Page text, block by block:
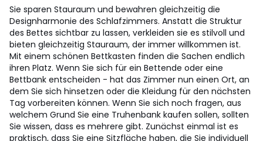
Sie sparen Stauraum und bewahren gleichzeitig die
Designharmonie des Schlafzimmers. Anstatt die Struktur
des Bettes sichtbar zu lassen, verkleiden sie es stilvoll und
bieten gleichzeitig Stauraum, der immer willkommen ist.
Mit einem schönen Bettkasten finden die Sachen endlich
ihren Platz. Wenn Sie sich für ein Bettende oder eine
Bettbank entscheiden - hat das Zimmer nun einen Ort, an
dem Sie sich hinsetzen oder die Kleidung für den nächsten
Tag vorbereiten können. Wenn Sie sich noch fragen, aus
welchem Grund Sie eine Truhenbank kaufen sollen, sollten
Sie wissen, dass es mehrere gibt. Zunächst einmal ist es
praktisch, dass Sie eine Sitzfläche haben, die Sie individuell